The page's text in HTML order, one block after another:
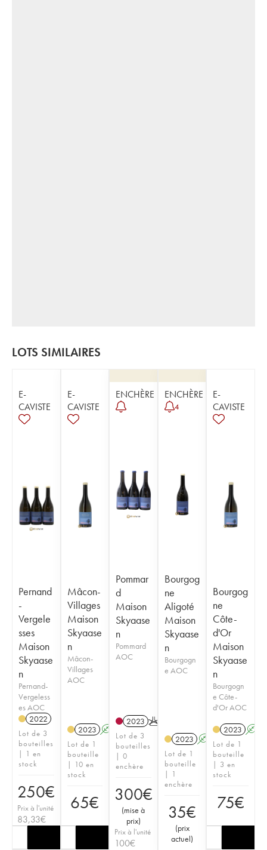
LOTS SIMILAIRES
E-
CAVISTE
Pernand
-
Vergele
sses
Maison
Skyaase
n
Pernand-
Vergeless
es AOC
2022
Lot de 3
bouteilles
| 1 en
stock
250€
Prix à l'unité
83,33€
E-
CAVISTE
Mâcon-
Villages
Maison
Skyaase
n
Mâcon-
Villages
AOC
2023 A
Lot de 1
bouteille
| 10 en
stock
65€
ENCHÈRE
Pommar
d
Maison
Skyaase
n
Pommard
AOC
2023 K
Lot de 3
bouteilles
| 0
enchère
300€
(mise à
prix)
Prix à l'unité
100€
ENCHÈRE
4
Bourgog
ne
Aligoté
Maison
Skyaase
n
Bourgogn
e AOC
2023 A
Lot de 1
bouteille
| 1
enchère
35€
(prix
actuel)
E-
CAVISTE
Bourgog
ne
Côte-
d'Or
Maison
Skyaase
n
Bourgogn
e Côte-
d'Or AOC
2023 A
Lot de 1
bouteille
| 3 en
stock
75€